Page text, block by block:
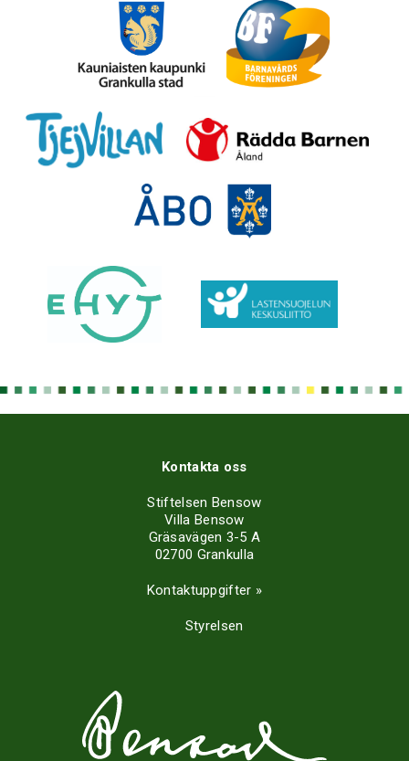
Kontakta oss
Stiftelsen Bensow
Villa Bensow
Gräsavägen 3-5 A
02700 Grankulla
Kontaktuppgifter »
Styrelsen